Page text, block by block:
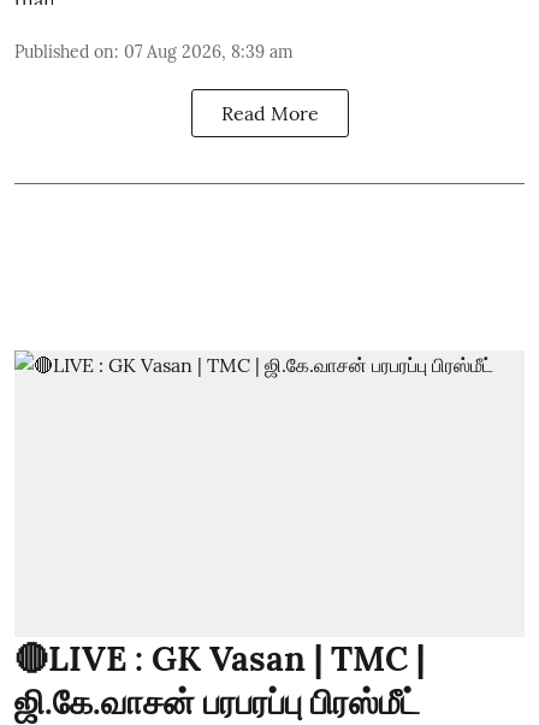
Published on: 07 Aug 2026, 8:39 am
Read More
🔴LIVE : GK Vasan | TMC |
ஜி.கே.வாசன் பரபரப்பு பிரஸ்மீட்